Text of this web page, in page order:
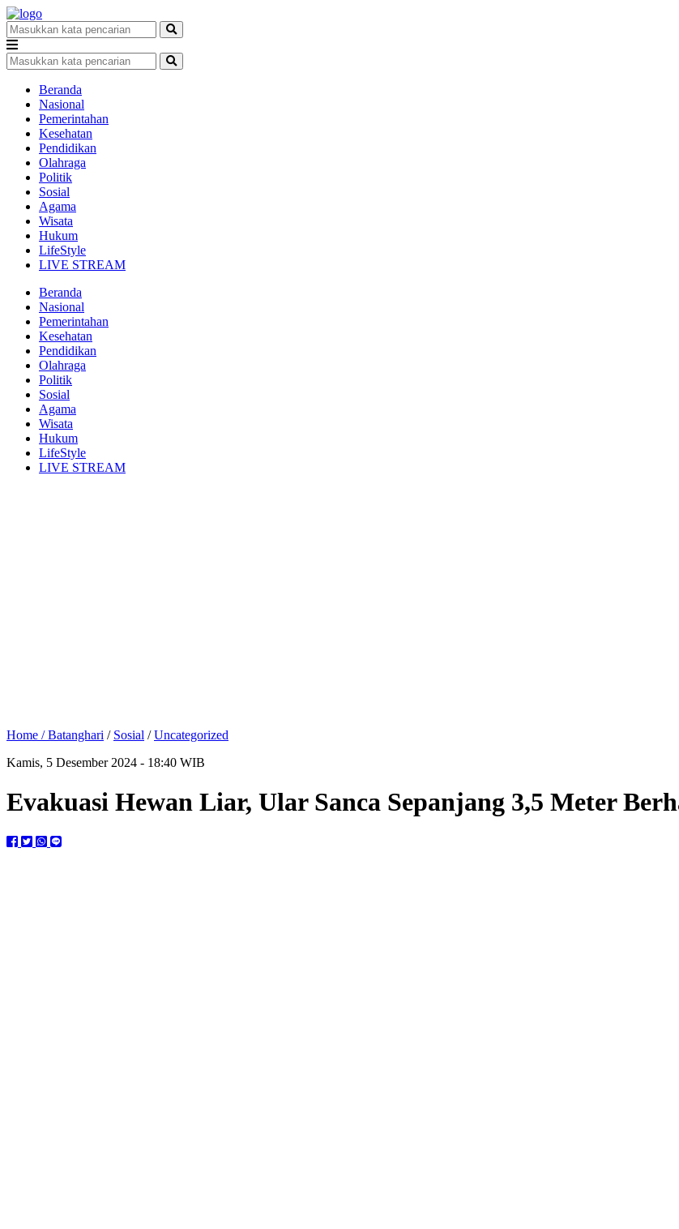
Beranda
Nasional
Pemerintahan
Kesehatan
Pendidikan
Olahraga
Politik
Sosial
Agama
Wisata
Hukum
LifeStyle
LIVE STREAM
Beranda
Nasional
Pemerintahan
Kesehatan
Pendidikan
Olahraga
Politik
Sosial
Agama
Wisata
Hukum
LifeStyle
LIVE STREAM
Home /Batanghari / Sosial /Uncategorized
Kamis, 5 Desember 2024 - 18:40 WIB
Evakuasi Hewan Liar, Ular Sanca Sepanjang 3,5 Meter